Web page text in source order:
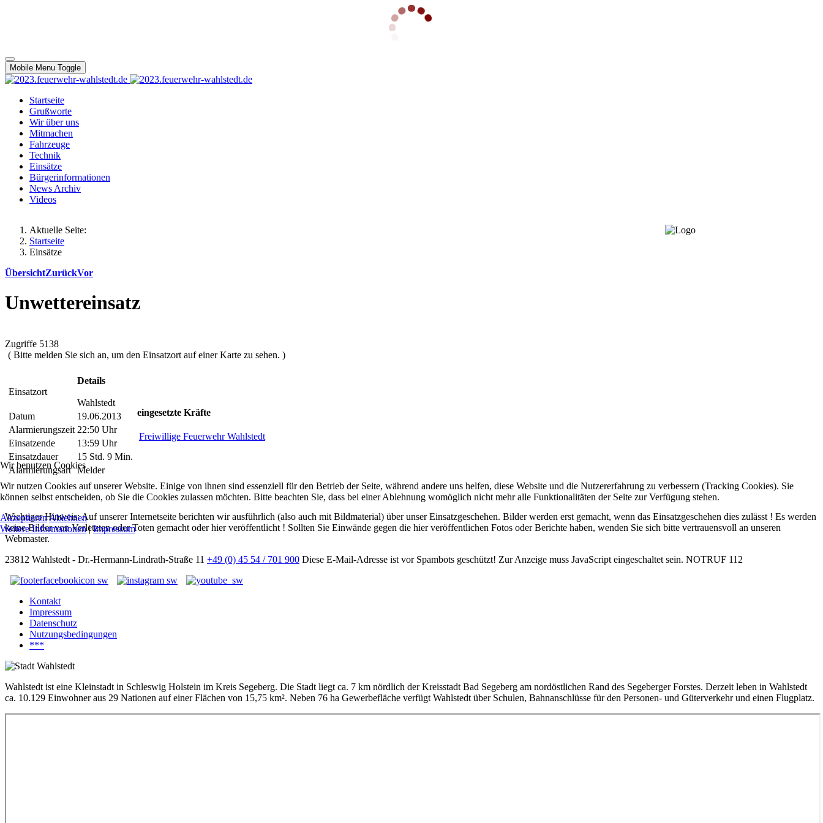
Mobile Menu Toggle
Startseite
Grußworte
Wir über uns
Mitmachen
Fahrzeuge
Technik
Einsätze
Bürgerinformationen
News Archiv
Videos
Aktuelle Seite:
Startseite
Einsätze
ÜbersichtZurückVor
Unwettereinsatz
Zugriffe 5138
( Bitte melden Sie sich an, um den Einsatzort auf einer Karte zu sehen. )
Einsatzort
Details
Wahlstedt
Datum
19.06.2013
Alarmierungszeit 22:50 Uhr
Einsatzende
13:59 Uhr
Einsatzdauer
15 Std. 9 Min.
Alarmierungsart Melder
eingesetzte Kräfte
Freiwillige Feuerwehr Wahlstedt
Wichtiger Hinweis: Auf unserer Internetseite berichten wir ausführlich (also auch mit Bildmaterial) über unser Einsatzgeschehen. Bilder werden erst gemacht, wenn das Einsatzgeschehen dies zulässt ! Es werden
keine Bilder von Verletzten oder Toten gemacht oder hier veröffentlicht ! Sollten Sie Einwände gegen die hier veröffentlichen Fotos oder Berichte haben, wenden Sie sich bitte vertrauensvoll an unseren
Webmaster.
23812 Wahlstedt - Dr.-Hermann-Lindrath-Straße 11 +49 (0) 45 54 / 701 900 Diese E-Mail-Adresse ist vor Spambots geschützt! Zur Anzeige muss JavaScript eingeschaltet sein. NOTRUF 112
Kontakt
Impressum
Datenschutz
Nutzungsbedingungen
***
Wahlstedt ist eine Kleinstadt in Schleswig Holstein im Kreis Segeberg. Die Stadt liegt ca. 7 km nördlich der Kreisstadt Bad Segeberg am nordöstlichen Rand des Segeberger Forstes. Derzeit leben in Wahlstedt
ca. 10.129 Einwohner aus 29 Nationen auf einer Flächen von 15,75 km². Neben 76 ha Gewerbefläche verfügt Wahlstedt über Schulen, Bahnanschlüsse für den Personen- und Güterverkehr und einen Flugplatz.
Wir benutzen Cookies
Wir nutzen Cookies auf unserer Website. Einige von ihnen sind essenziell für den Betrieb der Seite, während andere uns helfen, diese Website und die Nutzererfahrung zu verbessern (Tracking Cookies). Sie
können selbst entscheiden, ob Sie die Cookies zulassen möchten. Bitte beachten Sie, dass bei einer Ablehnung womöglich nicht mehr alle Funktionalitäten der Seite zur Verfügung stehen.
AkzeptierenAblehnen
Weitere Informationen|Impressum